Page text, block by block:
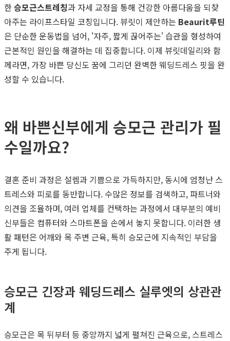
한승모근스트레칭과 자세 교정을 통해 건강한 아름다움을 되찾
아주는 라이프스타일 코칭입니다. 뷰릿이 제안하는 Beaurit루틴
은 단순한 운동법을 넘어, '자주, 짧게 끊어주는' 습관을 형성하여
근본적인 원인을 해결하는 데 집중합니다. 이제 뷰릿데일리와 함
께라면, 가장 바쁜 당신도 꿈에 그리던 완벽한 웨딩드레스 핏을 완
성할 수 있습니다.
왜 바쁜신부에게 승모근 관리가 필
수일까요?
결혼 준비 과정은 설렘과 기쁨으로 가득하지만, 동시에 엄청난 스
트레스와 피로를 동반합니다. 수많은 정보를 검색하고, 파트너와
의견을 조율하며, 여러 업체를 컨택하는 과정에서 대부분의 예비
신부들은 컴퓨터와 스마트폰을 손에서 놓지 못합니다. 이러한 생
활 패턴은 어깨와 목 주변 근육, 특히 승모근에 지속적인 부담을
주게 됩니다.
승모근 긴장과 웨딩드레스 실루엣의 상관관
계
승모근은 목 뒤부터 등 중앙까지 넓게 펼쳐진 근육으로, 스트레스